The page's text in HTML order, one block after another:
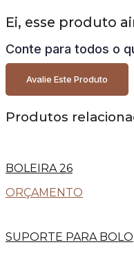
Ei, esse produto
Conte para todos o
Avalie Este Produto
Produtos
BOLEIRA 26
ORÇAMENTO
SUPORTE PARA BOLO